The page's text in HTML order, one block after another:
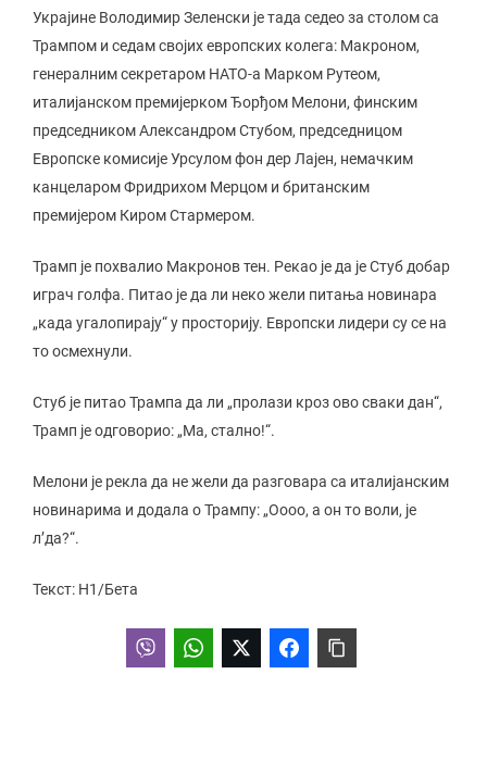
Украјине Володимир Зеленски је тада седео за столом са
Трампом и седам својих европских колега: Макроном,
генералним секретаром НАТО-а Марком Рутеом,
италијанском премијерком Ђорђом Мелони, финским
председником Александром Стубом, председницом
Европске комисије Урсулом фон дер Лајен, немачким
канцеларом Фридрихом Мерцом и британским
премијером Киром Стармером.
Трамп је похвалио Макронов тен. Рекао је да је Стуб добар
играч голфа. Питао је да ли неко жели питања новинара
„када угалопирају“ у просторију. Европски лидери су се на
то осмехнули.
Стуб је питао Трампа да ли „пролази кроз ово сваки дан“,
Трамп је одговорио: „Ма, стално!“.
Мелони је рекла да не жели да разговара са италијанским
новинарима и додала о Трампу: „Оооо, а он то воли, је
л’да?“.
Текст: Н1/Бета